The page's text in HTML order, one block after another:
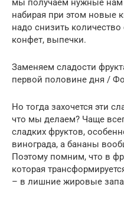
мы получаем нужные
набирая при этом новые
надо снизить
конфет, выпечки.
Заменяем сладости
первой половине дня /
Но тогда захочется эти
что мы делаем? Чаще
сладких фруктов,
винограда, а бананы
Поэтому помним, что в
которая
– в лишние жировые